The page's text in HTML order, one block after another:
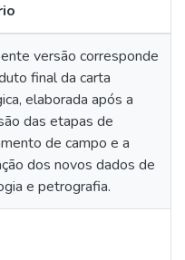
versão corresponde
final da carta
elaborada após a
das etapas de
de campo e a
dos novos dados de
e petrografia.